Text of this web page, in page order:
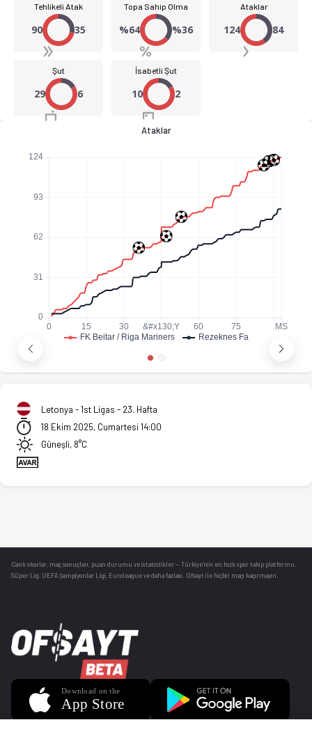
Tehlikeli Atak
90 35
Topa Sahip Olma
%64 %36
Ataklar
124 84
Şut
29 6
İsabetli Şut
10 2
Ataklar
Letonya - 1st Ligas - 23. Hafta
18 Ekim 2025, Cumartesi 14:00
Güneşli, 8°C
Canlı skorlar , maç sonuçları, puan durumu ve istatistikler — Türkiye’nin en hızlı spor takip platformu.
Süper Lig, UEFA Şampiyonlar Ligi, Euroleague ve daha fazlası. Ofsayt ile hiçbir maçı kaçırmayın.